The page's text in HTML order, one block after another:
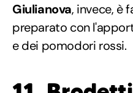
Giulianova, invece, è
preparato con
e dei pomodori rossi.